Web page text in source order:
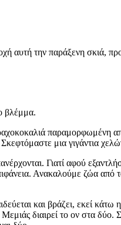
αυτή την παράξενη σκιά,
βλέμμα.
παραμορφωμένη
μια γιγάντια
Γιατί αφού
Ανακαλούμε ζώα
και βράζει, εκεί
Μεμιάς διαιρεί το ον στα